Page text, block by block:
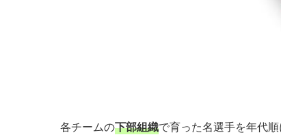
各チームの下部組織で育った名選手を年代